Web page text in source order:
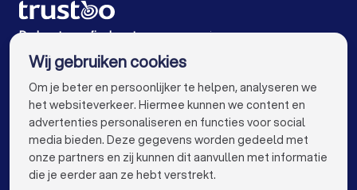
Grafisch ontwerpers in Steenwijk
Grafisch ontwerpers in Amsterdam
Grafisch ontwerpers in Rotterdam
Grafisch ontwerpers in Den Haag
Grafisch ontwerpers in Utrecht
De beste grafisch ontwerpers voor jou
VOOR PARTICULIEREN keyboard_arrow_down
Wij gebruiken cookies
Om je beter en persoonlijker te helpen, analyseren we
het websiteverkeer. Hiermee kunnen we content en
advertenties personaliseren en functies voor social
media bieden. Deze gegevens worden gedeeld met
onze partners en zij kunnen dit aanvullen met informatie
die je eerder aan ze hebt verstrekt.